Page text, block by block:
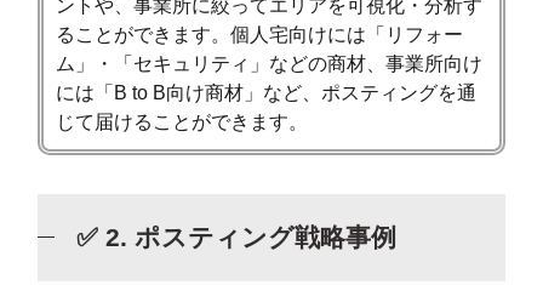
ントや、事業所に絞ってエリアを可視化・分析す
ることができます。個人宅向けには「リフォー
ム」・「セキュリティ」などの商材、事業所向け
には「B to B向け商材」など、ポスティングを通
じて届けることができます。
✅ 2. ポスティング戦略事例